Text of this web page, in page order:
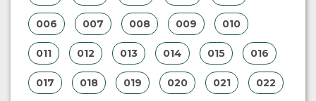
006 007 008 009 010
011 012 013 014 015 016
017 018 019 020 021 022